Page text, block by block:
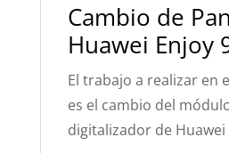
Cambio de
Huawei Enjoy
El trabajo a realizar en
es el cambio del
digitalizador de Huawei